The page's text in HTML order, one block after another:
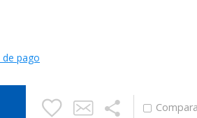
pago